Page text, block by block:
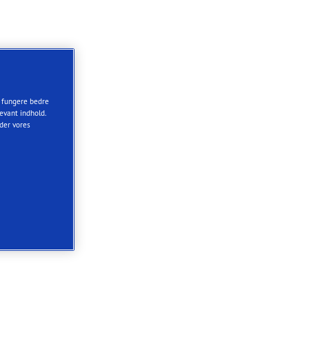
bedre
indhold.
vores